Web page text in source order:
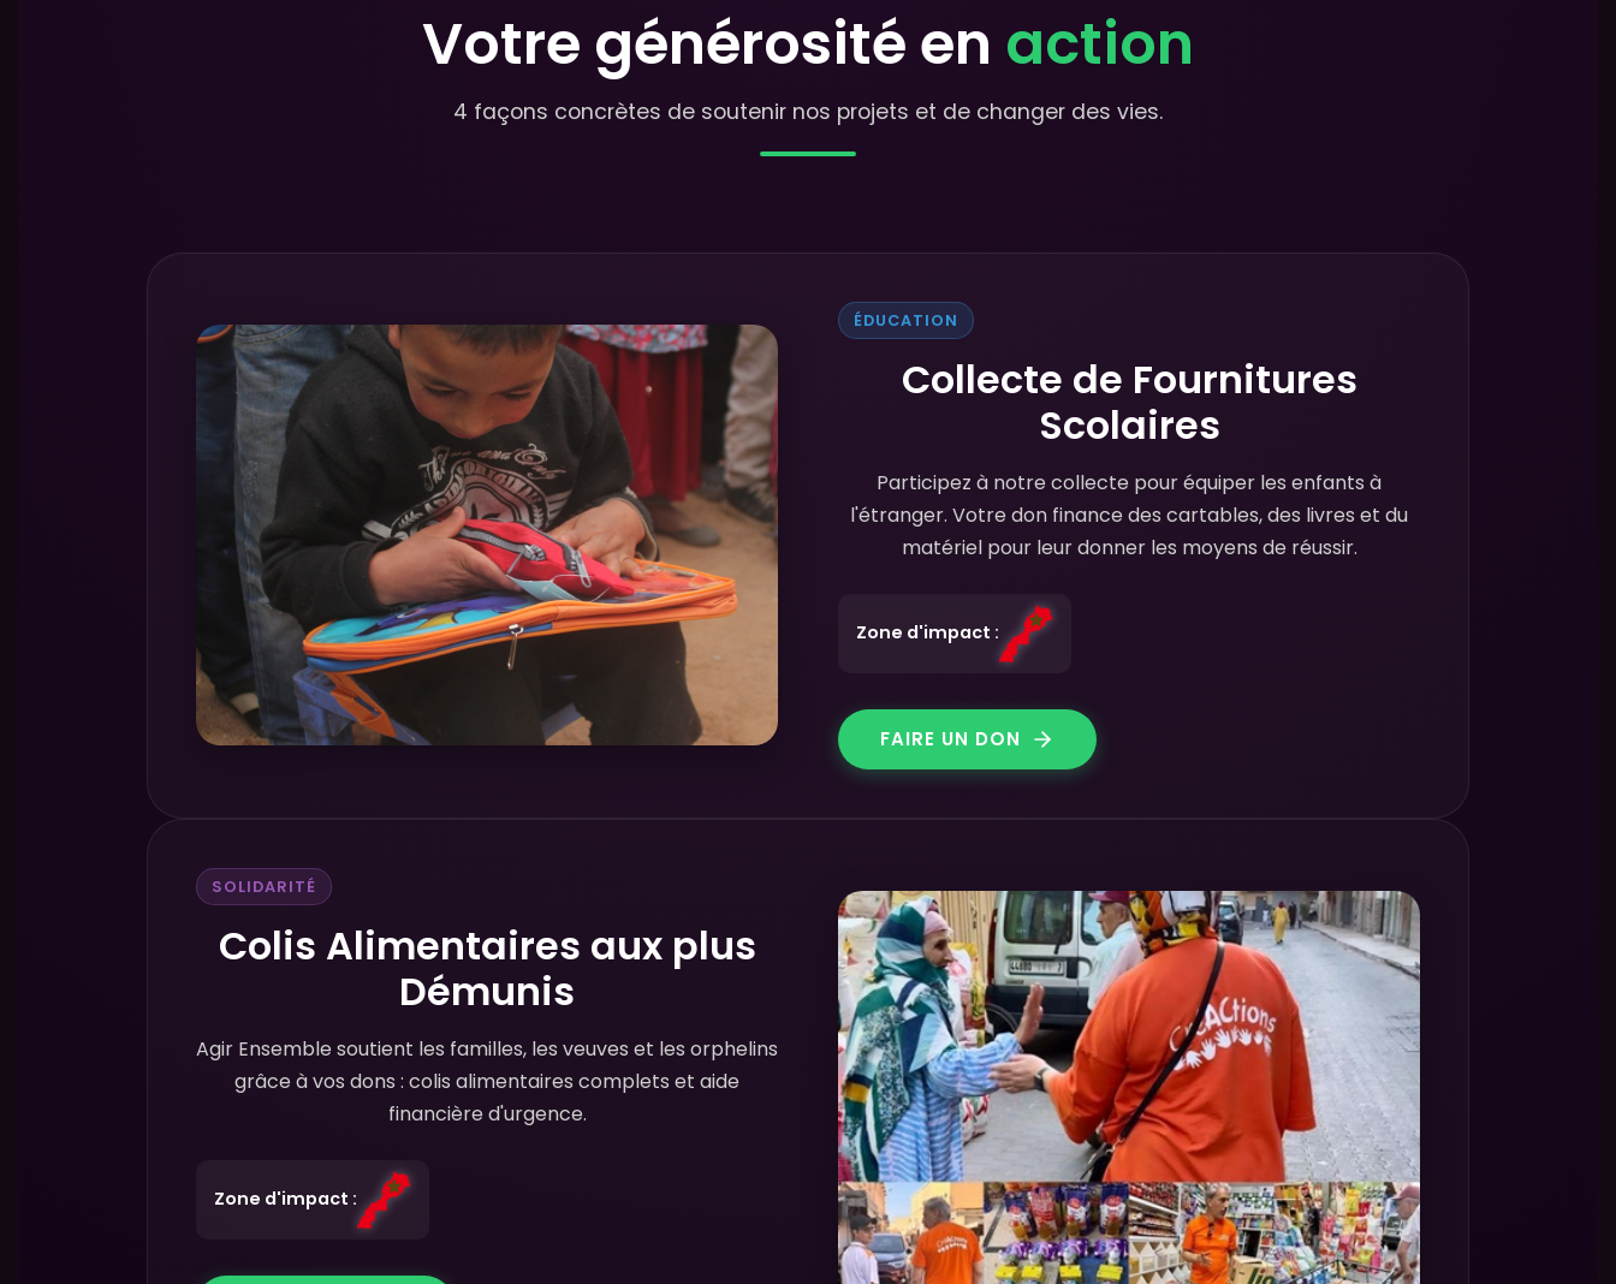
Votre générosité en action
4 façons concrètes de soutenir nos projets et de changer des vies.
ÉDUCATION
Collecte de Fournitures
Scolaires
Participez à notre collecte pour équiper les enfants à
l'étranger. Votre don finance des cartables, des livres et du
matériel pour leur donner les moyens de réussir.
Zone d'impact :
FAIRE UN DON
SOLIDARITÉ
Colis Alimentaires aux plus
Démunis
Agir Ensemble soutient les familles, les veuves et les orphelins
grâce à vos dons : colis alimentaires complets et aide
financière d'urgence.
Zone d'impact :